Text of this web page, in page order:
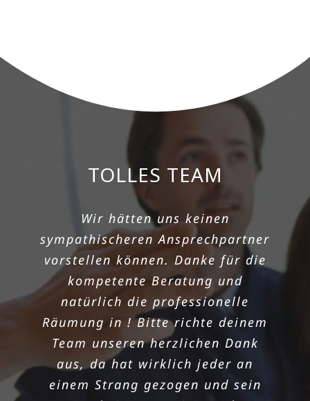
TOLLES TEAM
Wir hätten uns keinen
sympathischeren Ansprechpartner
vorstellen können. Danke für die
kompetente Beratung und
natürlich die professionelle
Räumung in ! Bitte richte deinem
Team unseren herzlichen Dank
aus, da hat wirklich jeder an
einem Strang gezogen und sein
SCHNELLE
TERMINVERGABE UND
GUTES ANGEBOT
Nach einem Todesfall musste ich
mich darum kümmern, dass die
Wohnung meines Opas so schnell
wie möglich geräumt wird. Die in
hat einwandfrei geklappt, da ich
bei euch super schnell einen